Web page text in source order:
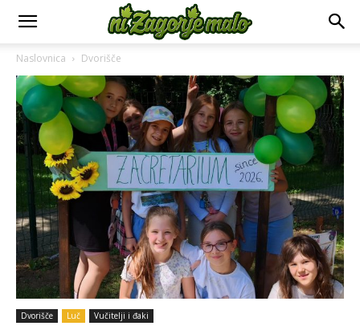
Naslovnica Dvorišče
Dvorišče Luč Vučitelji i đaki